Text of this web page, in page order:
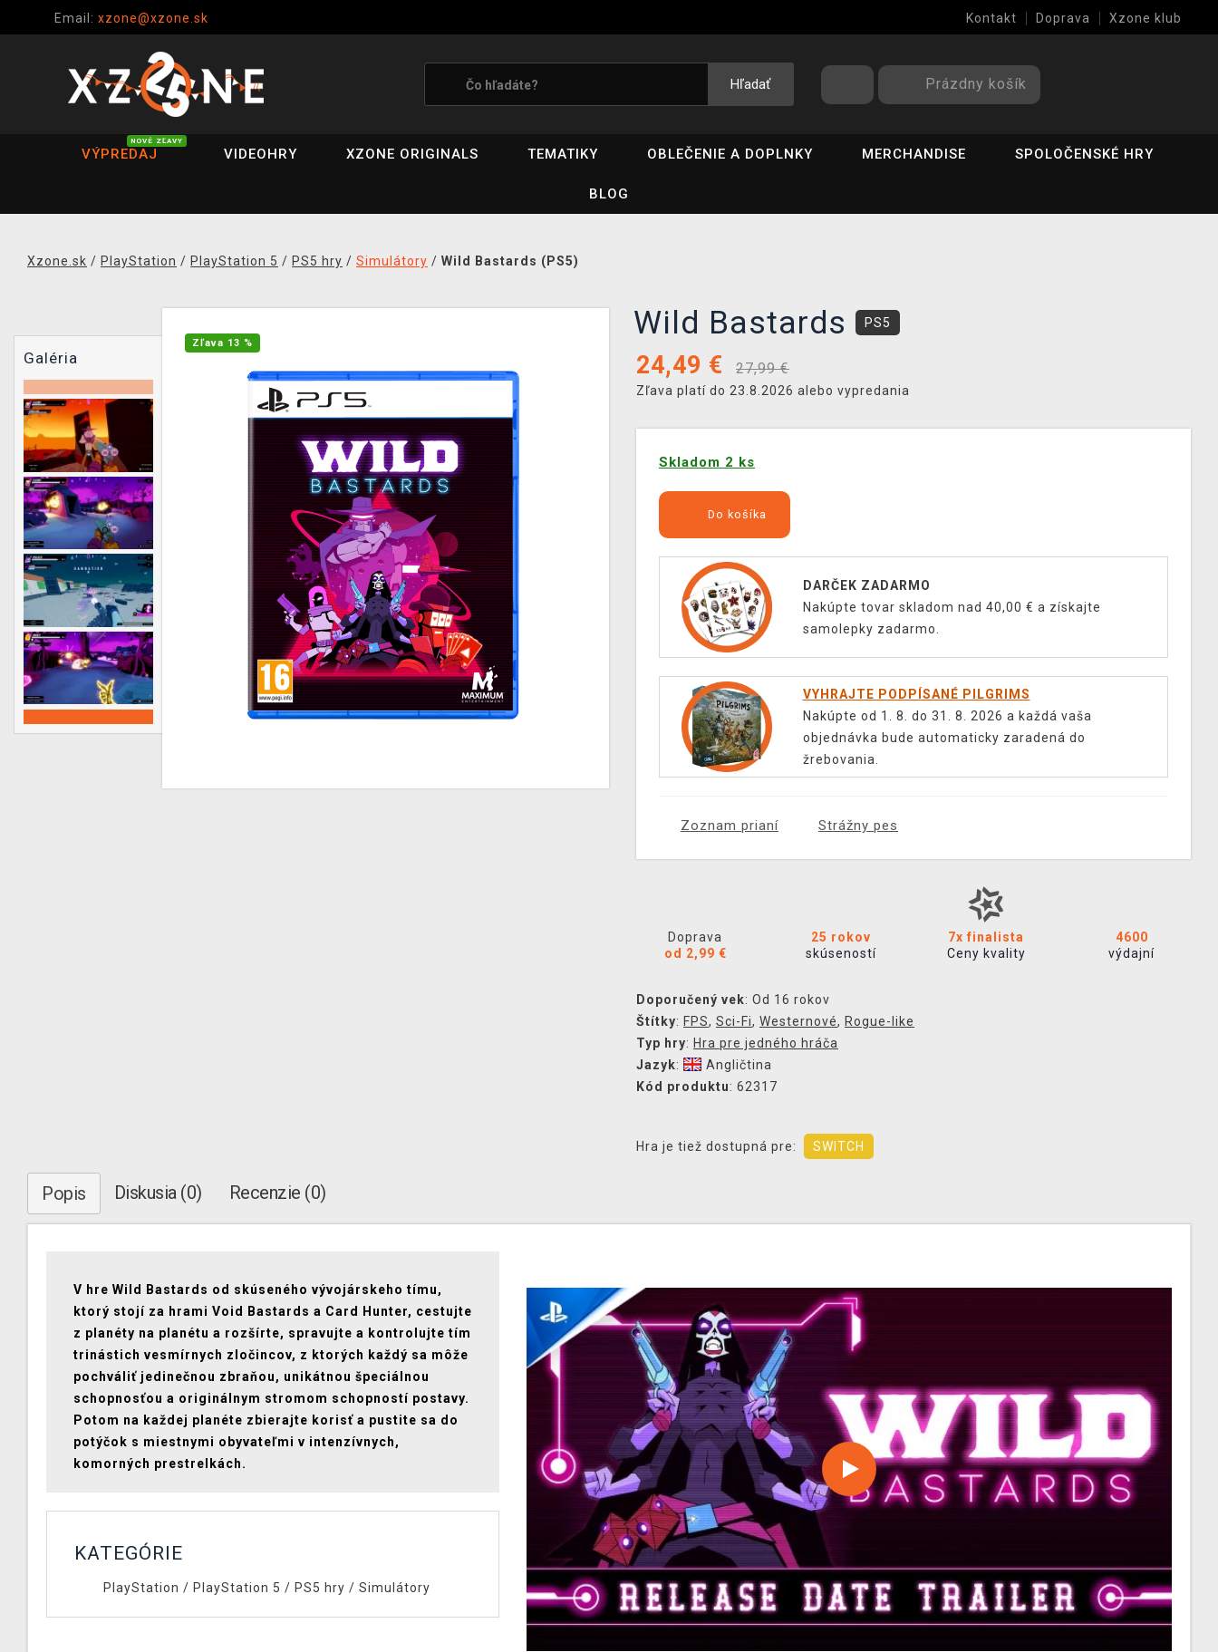
Email: xzone@xzone.sk Kontakt Doprava Xzone klub
Hľadať Prázdny košík
VÝPREDAJ
NOVÉ ZĽAVY
VIDEOHRY XZONE ORIGINALS TEMATIKY OBLEČENIE A DOPLNKY MERCHANDISE SPOLOČENSKÉ HRY
BLOG
Xzone.sk / PlayStation / PlayStation 5 / PS5 hry / Simulátory / Wild Bastards (PS5)
Galéria
Zľava 13 %
Wild Bastards PS5
24,49 € 27,99 €
Zľava platí do 23.8.2026 alebo vypredania
Skladom 2 ks
Do košíka
DARČEK ZADARMO
Nakúpte tovar skladom nad 40,00 € a získajte
samolepky zadarmo.
VYHRAJTE PODPÍSANÉ PILGRIMS
Nakúpte od 1. 8. do 31. 8. 2026 a každá vaša
objednávka bude automaticky zaradená do
žrebovania.
Zoznam prianí Strážny pes
Doprava
od 2,99 €
25 rokov
skúseností
7x finalista
Ceny kvality
4600
výdajní
Doporučený vek: Od 16 rokov
Štítky: FPS, Sci-Fi, Westernové, Rogue-like
Typ hry: Hra pre jedného hráča
Jazyk:
Angličtina
Kód produktu: 62317
Hra je tiež dostupná pre: SWITCH
Popis Diskusia (0) Recenzie (0)
V hre Wild Bastards od skúseného vývojárskeho tímu,
ktorý stojí za hrami Void Bastards a Card Hunter, cestujte
z planéty na planétu a rozšírte, spravujte a kontrolujte tím
trinástich vesmírnych zločincov, z ktorých každý sa môže
pochváliť jedinečnou zbraňou, unikátnou špeciálnou
schopnosťou a originálnym stromom schopností postavy.
Potom na každej planéte zbierajte korisť a pustite sa do
potýčok s miestnymi obyvateľmi v intenzívnych,
komorných prestrelkách.
KATEGÓRIE
PlayStation / PlayStation 5 / PS5 hry / Simulátory